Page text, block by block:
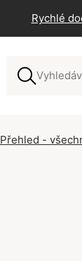
Rychlé
Přehled -